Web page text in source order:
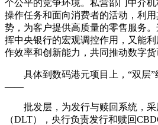
个公平的竞争环境。私营部门中介
操作任务和面向消费者的活动，利
势，为客户提供高质量的零售服务
挥中央银行的宏观调控作用，又能
作效率和创新能力，共同推动数字货
具体到数码港元项目上，“双层
——
批发层，为发行与赎回系统，
（DLT），央行负责发行和赎回